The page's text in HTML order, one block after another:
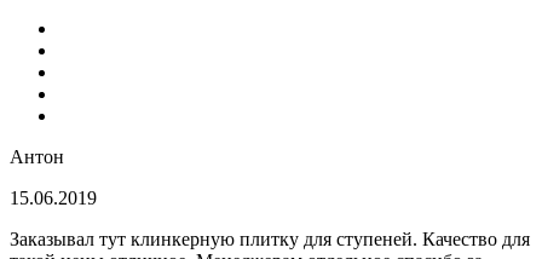
Антон
15.06.2019
Заказывал тут клинкерную плитку для ступеней. Качество для